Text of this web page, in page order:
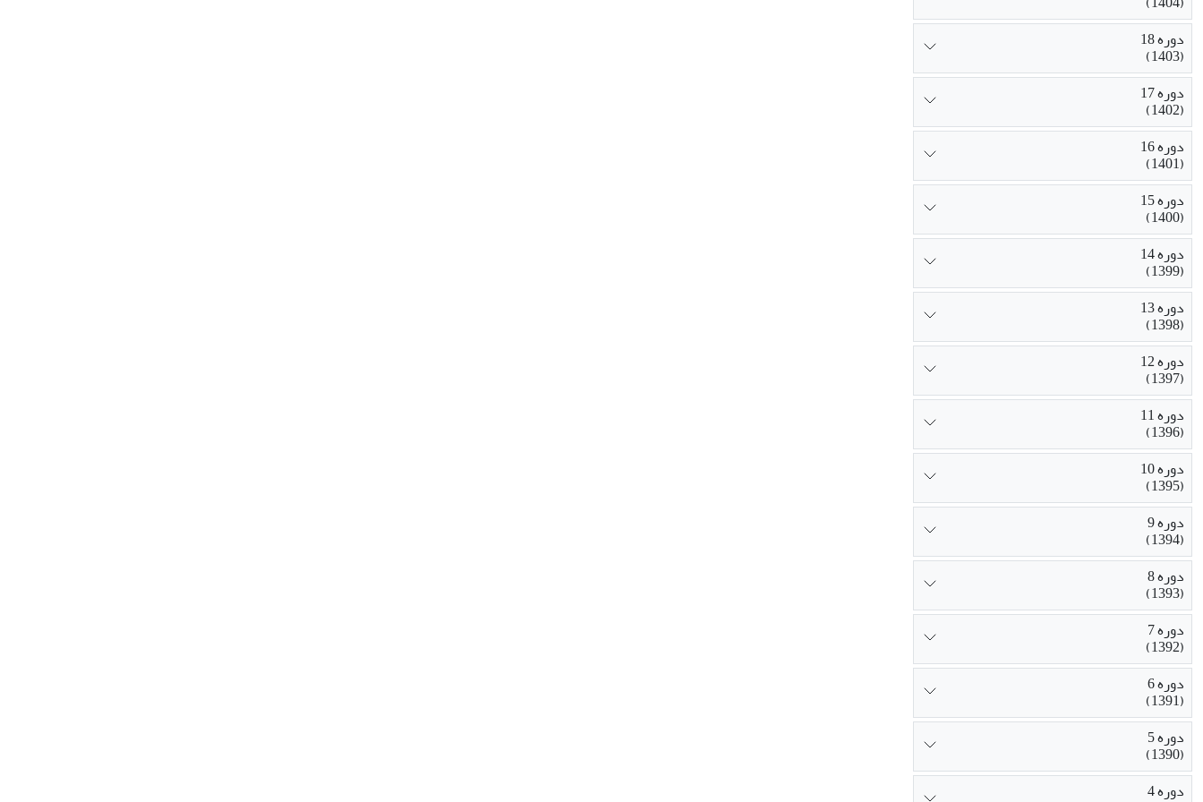
دوره 18
(1403)
دوره 17
(1402)
دوره 16
(1401)
دوره 15
(1400)
دوره 14
(1399)
دوره 13
(1398)
دوره 12
(1397)
دوره 11
(1396)
دوره 10
(1395)
دوره 9
(1394)
دوره 8
(1393)
دوره 7
(1392)
دوره 6
(1391)
دوره 5
(1390)
دوره 4